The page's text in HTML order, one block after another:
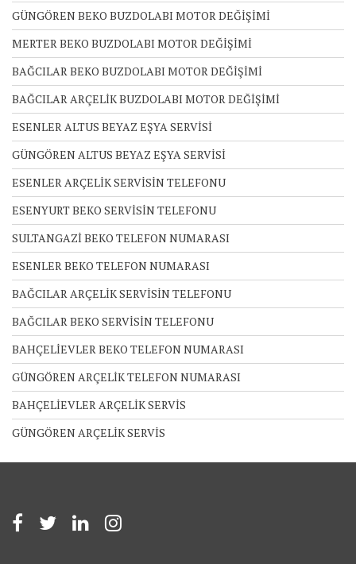
GÜNGÖREN BEKO BUZDOLABI MOTOR DEĞİŞİMİ
MERTER BEKO BUZDOLABI MOTOR DEĞİŞİMİ
BAĞCILAR BEKO BUZDOLABI MOTOR DEĞİŞİMİ
BAĞCILAR ARÇELİK BUZDOLABI MOTOR DEĞİŞİMİ
ESENLER ALTUS BEYAZ EŞYA SERVİSİ
GÜNGÖREN ALTUS BEYAZ EŞYA SERVİSİ
ESENLER ARÇELİK SERVİSİN TELEFONU
ESENYURT BEKO SERVİSİN TELEFONU
SULTANGAZİ BEKO TELEFON NUMARASI
ESENLER BEKO TELEFON NUMARASI
BAĞCILAR ARÇELİK SERVİSİN TELEFONU
BAĞCILAR BEKO SERVİSİN TELEFONU
BAHÇELİEVLER BEKO TELEFON NUMARASI
GÜNGÖREN ARÇELİK TELEFON NUMARASI
BAHÇELİEVLER ARÇELİK SERVİS
GÜNGÖREN ARÇELİK SERVİS